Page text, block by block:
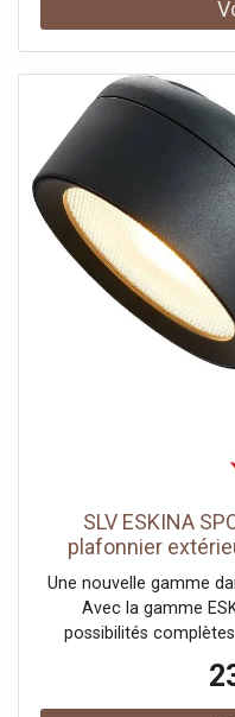
l'applique peut
facilement sur une
Matière:
Lumineux/watt: 67.06
rayonnement: 100
lumineuses: 1, Variable:
l’éclairage: Dim-to-
IP 20, Montage: En
Forme: cylindrique,
Tension nominale
tension secondaire:
45 °C, Classe
Valeur nominale de
Consommation
LXXBXX: L70B50,
courant d'appel: 2,
stroboscopique
SLV ESKINA
plafonnier
3000K/4000K -
Une nouvelle gamme
Avec la gamme
possibilités complètes
spots sur tige. Vous
chaque